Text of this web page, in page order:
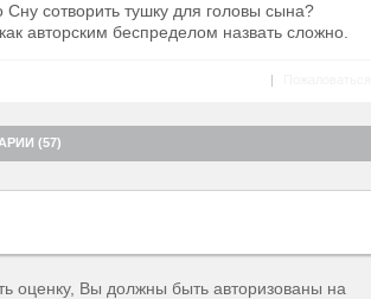
сотворить тушку для головы сына?
авторским беспределом назвать сложно.
|
(57)
оценку, Вы должны быть авторизованы на